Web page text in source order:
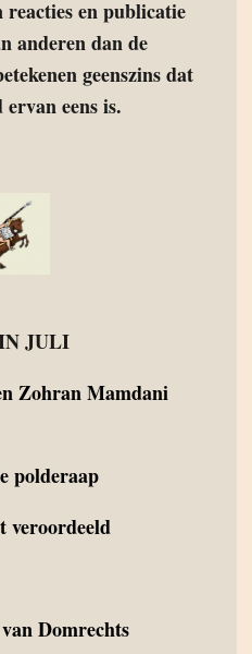
en publicatie
anderen dan de
geenszins dat
eens is.
JULI
Zohran Mamdani
polderaap
veroordeeld
Domrechts